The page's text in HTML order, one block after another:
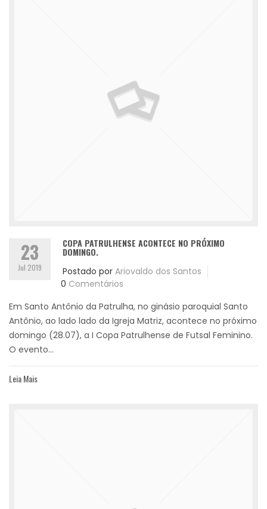
23
Jul 2019
COPA PATRULHENSE ACONTECE NO PRÓXIMO
DOMINGO.
Postado por Ariovaldo dos Santos
0 Comentários
Em Santo Antônio da Patrulha, no ginásio paroquial Santo
Antônio, ao lado lado da Igreja Matriz, acontece no próximo
domingo (28.07), a I Copa Patrulhense de Futsal Feminino.
O evento...
Leia Mais